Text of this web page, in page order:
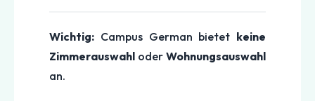
Wichtig: Campus German bietet keine
Zimmerauswahl oder Wohnungsauswahl
an.